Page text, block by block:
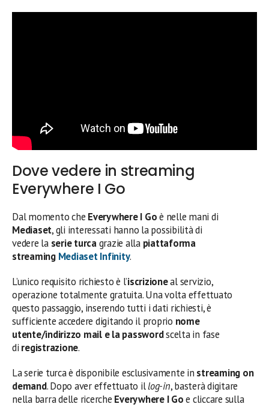
Dove vedere in streaming
Everywhere I Go
Dal momento che Everywhere I Goè nelle mani di
Mediaset, gli interessati hanno la possibilità di
vedere la serie turcagrazie alla piattaforma
streaming Mediaset Infinity.
L’unico requisito richiesto è l’iscrizioneal servizio,
operazione totalmente gratuita. Una volta effettuato
questo passaggio, inserendo tutti i dati richiesti, è
sufficiente accedere digitando il proprio nome
utente/indirizzo mail e la passwordscelta in fase
di registrazione.
La serie turca è disponibile esclusivamente in streaming on
demand. Dopo aver effettuato illog-in, basterà digitare
nella barra delle ricerche Everywhere I Goe cliccare sulla